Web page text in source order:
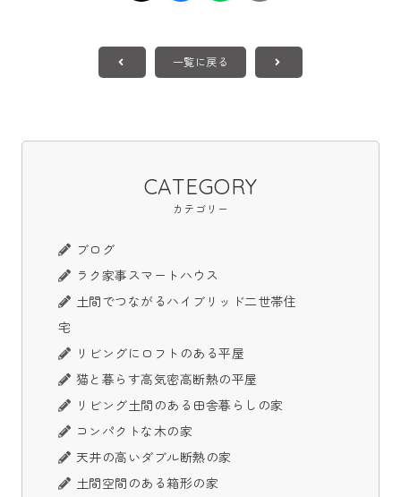
一覧に戻る
CATEGORY
カテゴリー
ブログ
ラク家事スマートハウス
土間でつながるハイブリッド二世帯住
宅
リビングにロフトのある平屋
猫と暮らす高気密高断熱の平屋
リビング土間のある田舎暮らしの家
コンパクトな木の家
天井の高いダブル断熱の家
土間空間のある箱形の家